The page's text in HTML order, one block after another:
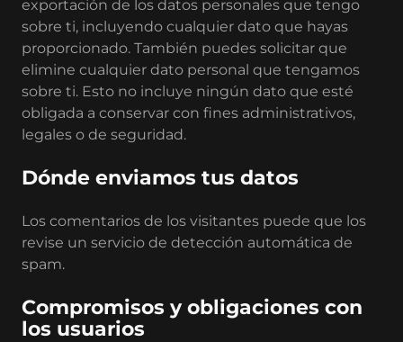
exportación de los datos personales que tengo
sobre ti, incluyendo cualquier dato que hayas
proporcionado. También puedes solicitar que
elimine cualquier dato personal que tengamos
sobre ti. Esto no incluye ningún dato que esté
obligada a conservar con fines administrativos,
legales o de seguridad.
Dónde enviamos tus datos
Los comentarios de los visitantes puede que los
revise un servicio de detección automática de
spam.
Compromisos y obligaciones con
los usuarios